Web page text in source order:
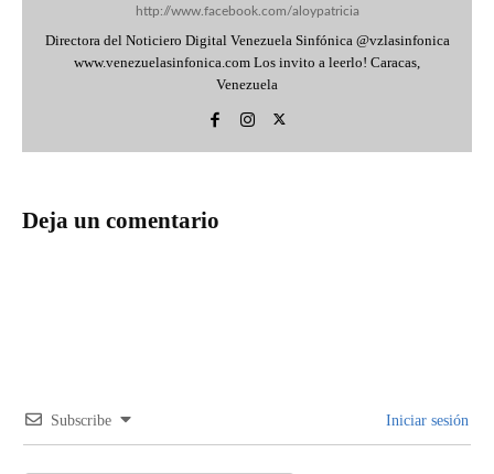
http://www.facebook.com/aloypatricia
Directora del Noticiero Digital Venezuela Sinfónica @vzlasinfonica
www.venezuelasinfonica.com Los invito a leerlo! Caracas,
Venezuela
Deja un comentario
Subscribe Iniciar sesión